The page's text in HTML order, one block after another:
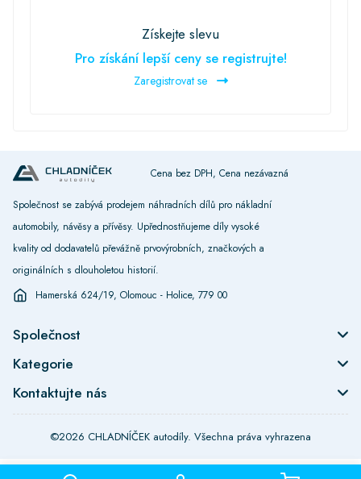
Získejte slevu
Pro získání lepší ceny se registrujte!
Zaregistrovat se
Cena bez DPH, Cena nezávazná
Společnost se zabývá prodejem náhradních dílů pro nákladní
automobily, návěsy a přívěsy. Upřednostňujeme díly vysoké
kvality od dodavatelů převážně prvovýrobních, značkových a
originálních s dlouholetou historií.
Hamerská 624/19, Olomouc - Holice, 779 00
Společnost
Kategorie
Kontaktujte nás
©2026 CHLADNÍČEK autodíly. Všechna práva vyhrazena